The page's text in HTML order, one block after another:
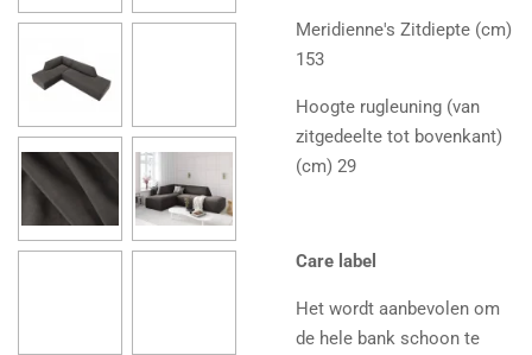
Meridienne's Zitdiepte (cm)
153
Hoogte rugleuning (van
zitgedeelte tot bovenkant)
(cm) 29
Care label
Het wordt aanbevolen om
de hele bank schoon te